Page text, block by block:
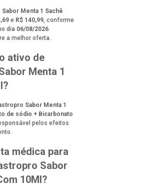
Menta 1 Sachê
e R$ 140,99 , conforme
dia 06/08/2026
a melhor oferta.
ativo de
Menta 1
Sabor Menta 1
de sódio + Bicarbonato
pelos efeitos
médica para
Sabor
10Ml?